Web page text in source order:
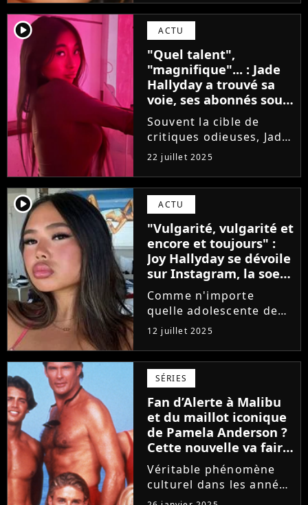
prétendre au titre. A
Saint-Barthélemy avec
sa soeur, Jade, et sa
mère, Laeticia,
l'adolescente...
player2 ACTU
"Quel talent",
"magnifique"... : Jade
Hallyday a trouvé sa
voie, ses abonnés sous
le charme de son
travail
Souvent la cible de
critiques odieuses, Jade
Hallyday a, cette fois,
fait l'unanimité. Sous sa
dernière publication sur
Instagram, la fille de
Johnny Hallyday se fait
envahir de
compliments...
22 juillet 2025
player2 ACTU
"Vulgarité, vulgarité et
encore et toujours" :
Joy Hallyday se dévoile
sur Instagram, la soeur
de Jade victime de
critiques honteuses
Comme n'importe
quelle adolescente de
son âge (16 ans !), Joy
Hallyday profite de son
été et poste quelques
souvenirs sur ses
réseaux sociaux. Or, à
l'inverse des autres
adolescentes...
12 juillet 2025
SÉRIES
Fan d’Alerte à Malibu
et du maillot iconique
de Pamela Anderson ?
Cette nouvelle va faire
grimper la
température et réjouir
les fans
Véritable phénomène
culturel dans les années
90, la série culte Alerte